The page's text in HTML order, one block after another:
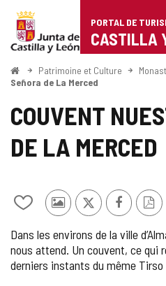
Portal
de
Turismo
de
Castilla
PORTAL DE
CASTILLA
<
Accueil
Patrimoine et Culture
Señora de La Merced
COUVENT
DE LA MERCED
Ajouter/retirer
contenu
de
cahiers
Photos
touristes
X Facebook
Dans les environs de la ville
nous attend. Un couvent, ce qui
derniers instants du même Tirso